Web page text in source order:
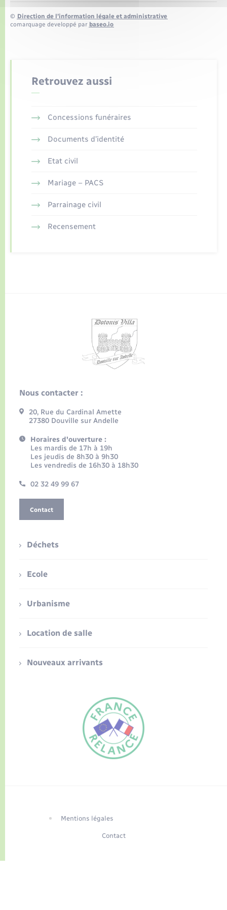
© Direction de l’information légale et administrative
comarquage developpé par baseo.io
Retrouvez aussi
Concessions funéraires
Documents d’identité
Etat civil
Mariage – PACS
Parrainage civil
Recensement
Nous contacter :
20, Rue du Cardinal Amette
27380 Douville sur Andelle
Horaires d'ouverture :
Les mardis de 17h à 19h
Les jeudis de 8h30 à 9h30
Les vendredis de 16h30 à 18h30
02 32 49 99 67
Contact
Déchets
Ecole
Urbanisme
Location de salle
Nouveaux arrivants
Mentions légales
Contact